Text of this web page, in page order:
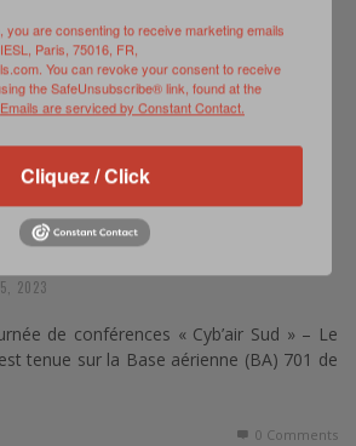
DE RÉFLEXION ORGANISÉE
CYBERDÉFENSE
5, 2023
de conférences « Cyb’air Sud » – Le
tenue sur la Base aérienne (BA) 701 de
0 Comments
you are consenting to receive marketing emails
Paris, 75016, FR,
You can revoke your consent to receive
the SafeUnsubscribe® link, found at the
Emails are serviced by Constant Contact.
Cliquez / Click